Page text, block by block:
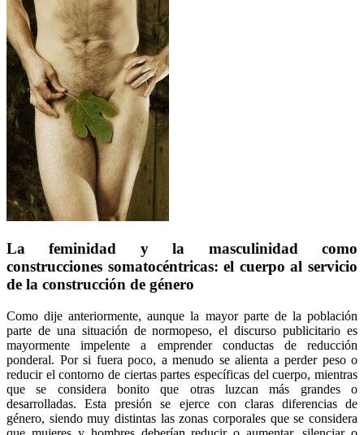
La feminidad y la masculinidad como
construcciones somatocéntricas: el cuerpo al servicio
de la construcción de género
Como dije anteriormente, aunque la mayor parte de la población
parte de una situación de normopeso, el discurso publicitario es
mayormente impelente a emprender conductas de reducción
ponderal. Por si fuera poco, a menudo se alienta a perder peso o
reducir el contorno de ciertas partes específicas del cuerpo, mientras
que se considera bonito que otras luzcan más grandes o
desarrolladas. Esta presión se ejerce con claras diferencias de
género, siendo muy distintas las zonas corporales que se considera